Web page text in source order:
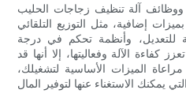
ووظائف آلة تنظيف زجاجات الحليب
إضافية، مثل التوزيع التلقائي
للتعديل، وأنظمة تحكم في درجة
كفاءة الآلة وفعاليتها، إلا أنها قد
الميزات الأساسية لتشغيلك،